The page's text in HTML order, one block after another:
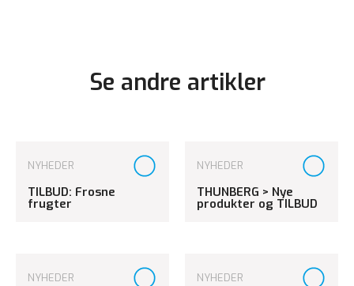
Se andre artikler
NYHEDER
TILBUD: Frosne
frugter
NYHEDER
THUNBERG > Nye
produkter og TILBUD
NYHEDER NYHEDER